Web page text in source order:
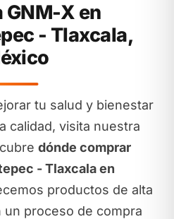
GNM-X en
- Tlaxcala,
tu salud y bienestar
calidad, visita nuestra
dónde comprar
- Tlaxcala en
productos de alta
un proceso de compra